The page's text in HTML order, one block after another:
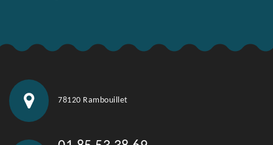
78120 Rambouillet